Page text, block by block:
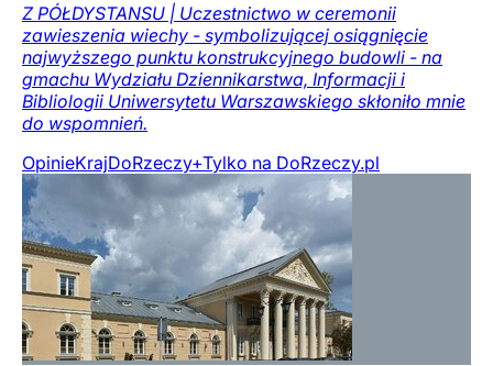
Z PÓŁDYSTANSU | Uczestnictwo w ceremonii
zawieszenia wiechy - symbolizującej osiągnięcie
najwyższego punktu konstrukcyjnego budowli - na
gmachu Wydziału Dziennikarstwa, Informacji i
Bibliologii Uniwersytetu Warszawskiego skłoniło mnie
do wspomnień.
OpinieKrajDoRzeczy+Tylko na DoRzeczy.pl